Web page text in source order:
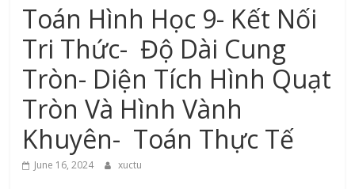
Toán Hình Học 9- Kết Nối
Tri Thức- Độ Dài Cung
Tròn- Diện Tích Hình Quạt
Tròn Và Hình Vành
Khuyên- Toán Thực Tế
June 16, 2024 xuctu